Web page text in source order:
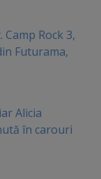
Rock 3,
Futurama,
Alicia
în carouri